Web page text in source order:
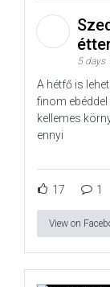
5 days
A hétfő is
finom ebéddel
kellemes
ennyi
17 1
View on